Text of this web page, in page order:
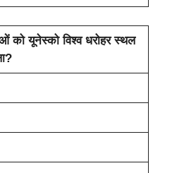
को यूनेस्को विश्व धरोहर स्थल